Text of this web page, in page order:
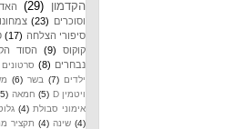
האדם הקדמון (24)
צמחונות (20) ריצה
(17) טיולים (14)
הסוד הקדמוני (8) כבד
סרטונים שלי (7) פסח (7)
(6) משפחה (6)
חמאה (5) כסף (5) עיתונות
גלוטן (4) גנטיקה (4)
תקציר מנהלים (4) דגים